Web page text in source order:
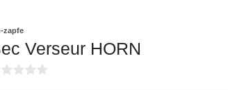
zapfe
Verseur HORN